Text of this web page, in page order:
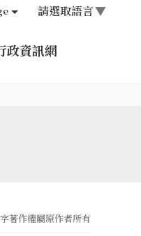
請選取語言▼
政資訊網
著作權屬原作者所有